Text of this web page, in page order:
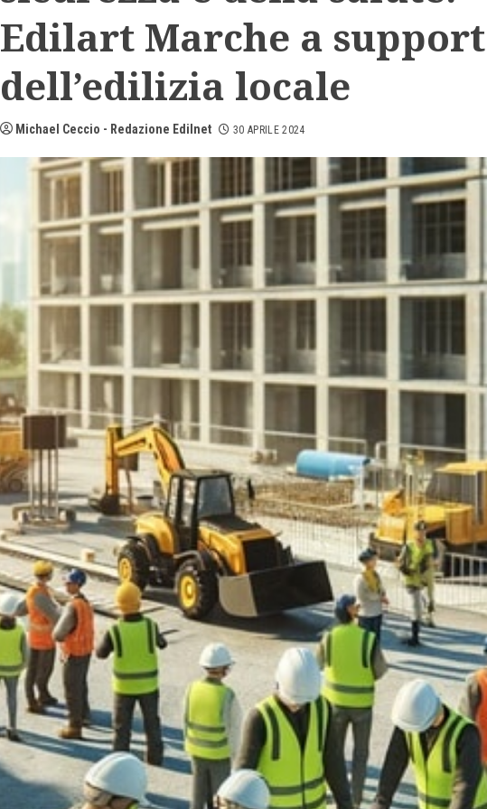
Edilart Marche a
dell’edilizia locale
Michael Ceccio - Redazione Edilnet 30 APRILE 2024